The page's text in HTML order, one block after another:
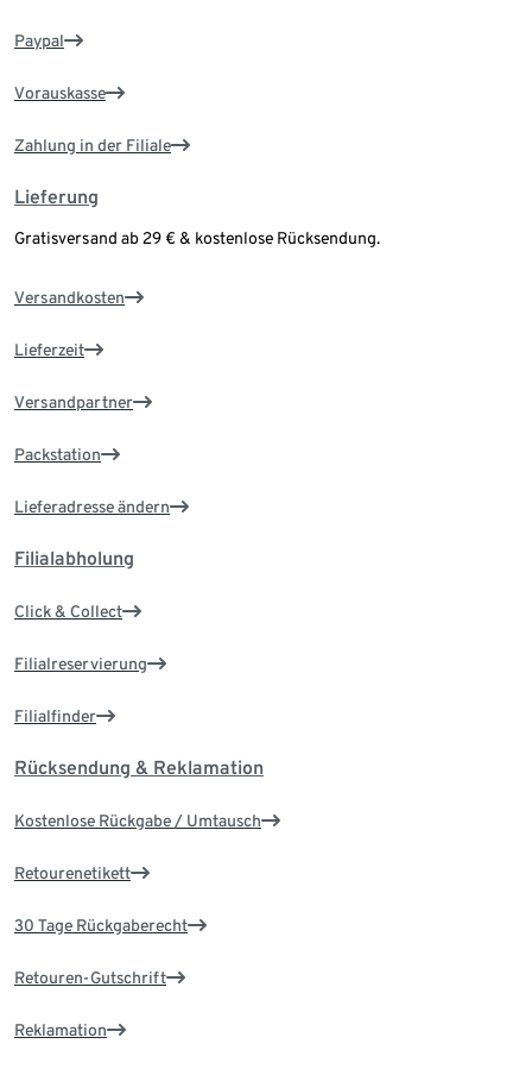
Paypal
Vorauskasse
Zahlung in der Filiale
Lieferung
Gratisversand ab 29 € & kostenlose Rücksendung.
Versandkosten
Lieferzeit
Versandpartner
Packstation
Lieferadresse ändern
Filialabholung
Click & Collect
Filialreservierung
Filialfinder
Rücksendung & Reklamation
Kostenlose Rückgabe / Umtausch
Retourenetikett
30 Tage Rückgaberecht
Retouren-Gutschrift
Reklamation